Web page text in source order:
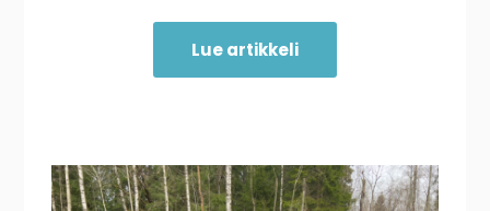
Lue artikkeli